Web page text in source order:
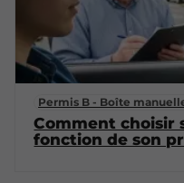
Permis B - Boîte
Comment choisir
fonction de son